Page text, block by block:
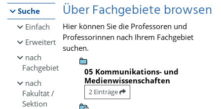
Suche
Einfach
Erweitert
nach
Fachgebiet
nach
Fakultät /
Sektion
Über Fachgebiete browsen
Hier können Sie die Professoren und
Professorinnen nach Ihrem Fachgebiet
suchen.
05 Kommunikations- und
Medienwissenschaften
2 Einträge